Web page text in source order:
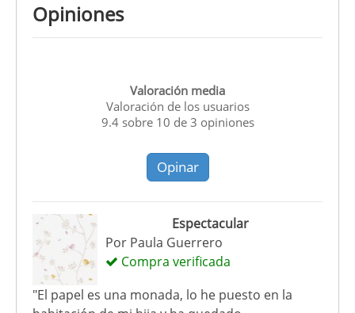
Opiniones
Valoración media
Valoración de los usuarios
9.4sobre 10 de 3 opiniones
Opinar
Espectacular
Por Paula Guerrero
Compra verificada
"El papel es una monada, lo he puesto en la